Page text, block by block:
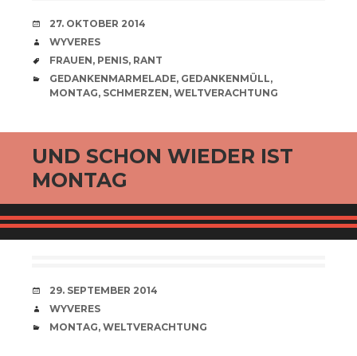
VERABREDUNG
27. OKTOBER 2014
VERFASSER
WYVERES
SCHLAGWÖRTER
FRAUEN, PENIS, RANT
CATEGORIES
GEDANKENMARMELADE, GEDANKENMÜLL,
MONTAG, SCHMERZEN, WELTVERACHTUNG
UND SCHON WIEDER IST
MONTAG
VERABREDUNG
29. SEPTEMBER 2014
VERFASSER
WYVERES
CATEGORIES
MONTAG, WELTVERACHTUNG